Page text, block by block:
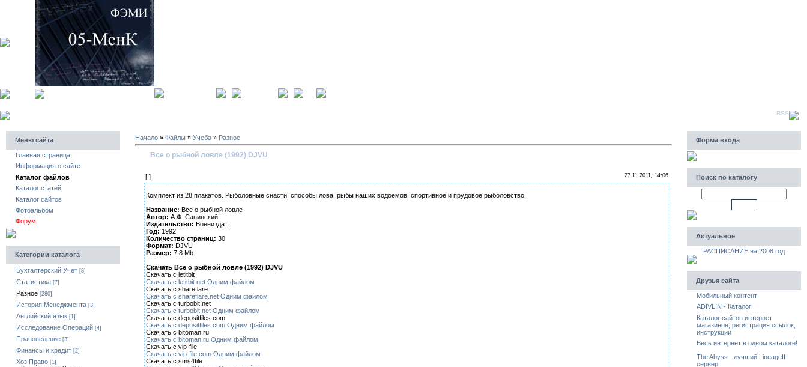
RSS
Меню сайта
Главная страница
Информация о сайте
Каталог файлов
Каталог статей
Каталог сайтов
Фотоальбом
Форум
Категории каталога
Бухгалтерский Учет [8]
Статистика [7]
Разное [280]
История Менеджмента [3]
Английский язык [1]
Исследование Операций [4]
Правоведение [3]
Финансы и кредит [2]
Хоз Право [1]
Начало » Файлы » Учеба » Разное
Все о рыбной ловле (1992) DJVU
[ ] 27.11.2011, 14:06
Комплект из 28 плакатов. Рыболовные снасти, способы лова, рыбы наших водоемов, спортивное и прудовое рыболовство.
Название: Все о рыбной ловле
Автор: А.Ф. Савинский
Издательство: Воениздат
Год: 1992
Количество страниц: 30
Формат: DJVU
Размер: 7.8 Mb
Скачать Все о рыбной ловле (1992) DJVU
Скачать с letitbit
Скачать с letitbit.net Одним файлом
Скачать с shareflare
Скачать с shareflare.net Одним файлом
Скачать с turbobit.net
Скачать с turbobit.net Одним файлом
Скачать с depositfiles.com
Скачать с depositfiles.com Одним файлом
Скачать с bitoman.ru
Скачать с bitoman.ru Одним файлом
Скачать с vip-file
Скачать с vip-file.com Одним файлом
Скачать с sms4file
Форма входа
Поиск по каталогу
Актуальное
РАСПИСАНИЕ на 2008 год
Друзья сайта
Мобильный контент
ADIVLIN - Каталог
Каталог сайтов интернет
магазинов, регистрация ссылок,
инструкции
Весь интернет в одном каталоге!
The Abyss - лучший LineageII
сервер